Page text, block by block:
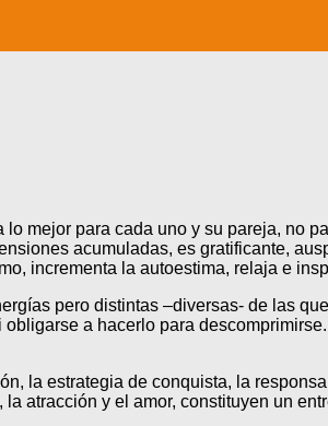
lo mejor para cada uno y su pareja, no
acumuladas, es gratificante,
incrementa la autoestima, relaja e
pero distintas –diversas- de las
a hacerlo para
la estrategia de conquista, la
atracción y el amor, constituyen un